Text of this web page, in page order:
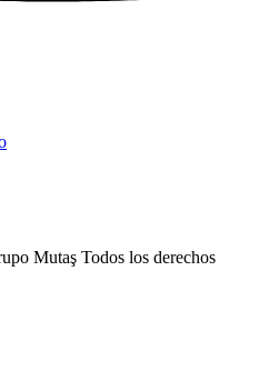
Mutaş Todos los derechos